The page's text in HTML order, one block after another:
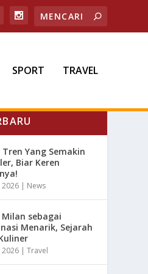
SPORT TRAVEL
Yang Semakin
Biar Keren
2026 | News
sebagai
Menarik, Sejarah
2026 |Travel